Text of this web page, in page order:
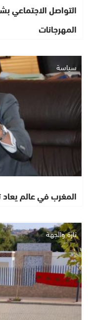
التواصل الاجتماعي
المهرجانات
سياسة
المغرب في عالم
تازة والجهة